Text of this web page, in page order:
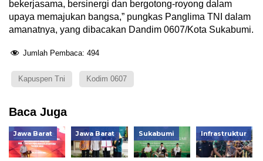
bekerjasama, bersinergi dan bergotong-royong dalam
upaya memajukan bangsa,” pungkas Panglima TNI dalam
amanatnya, yang dibacakan Dandim 0607/Kota Sukabumi.
Jumlah Pembaca: 494
Kapuspen Tni Kodim 0607
Baca Juga
Jawa Barat Jawa Barat Sukabumi Infrastruktur